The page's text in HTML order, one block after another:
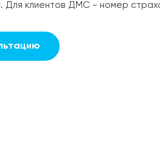
Для клиентов ДМС - номер